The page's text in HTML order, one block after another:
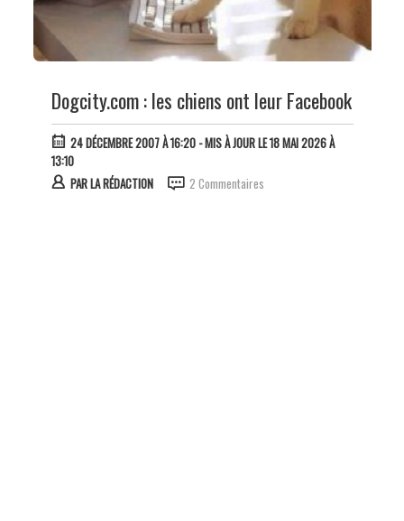
Dogcity.com : les chiens ont leur Facebook
24 DÉCEMBRE 2007 À 16:20- MIS À JOUR LE 18 MAI 2026 À
13:10
PARLA RÉDACTION 2 Commentaires